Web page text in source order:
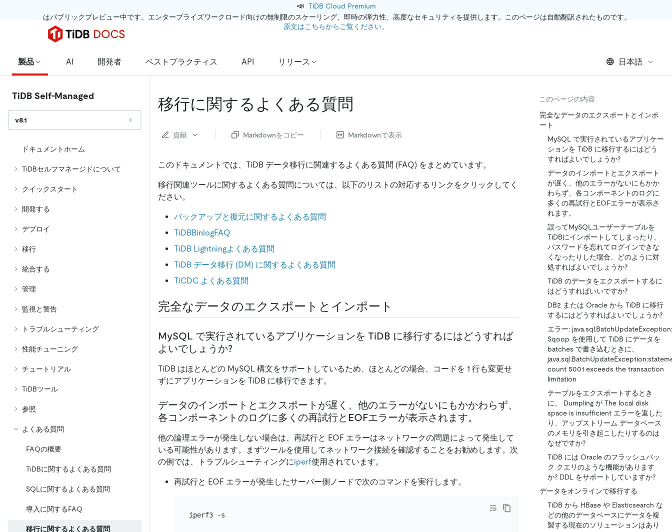
📣 TiDB Cloud Premium
はパブリックプレビュー中です。エンタープライズワークロード向けの無制限のスケーリング、即時の弾力性、高度なセキュリティを提供します。このページは自動翻訳されたものです。
原文はこちらからご覧ください。
製品 AI 開発者 ベストプラクティス API リリース 日本語
TiDB Self-Managed
v8.1
ドキュメントホーム
TiDBセルフマネージドについて
クイックスタート
開発する
デプロイ
移行
統合する
管理
監視と警告
トラブルシューティング
性能チューニング
チュートリアル
TiDBツール
参照
よくある質問
FAQの概要
TiDBに関するよくある質問
SQLに関するよくある質問
導入に関するFAQ
移行に関するよくある質問
移行に関するよくある質問
貢献 Markdownをコピー Markdownで表示
このドキュメントでは、TiDB データ移行に関連するよくある質問 (FAQ) をまとめています。
移行関連ツールに関するよくある質問については、以下のリストの対応するリンクをクリックしてく
ださい。
バックアップと復元に関するよくある質問
TiDBBinlogFAQ
TiDB Lightningよくある質問
TiDB データ移行 (DM) に関するよくある質問
TiCDC よくある質問
完全なデータのエクスポートとインポート
MySQL で実行されているアプリケーションを TiDB に移行するにはどうすれば
よいでしょうか?
TiDB はほとんどの MySQL 構文をサポートしているため、ほとんどの場合、コードを 1 行も変更せ
ずにアプリケーションを TiDB に移行できます。
データのインポートとエクスポートが遅く、他のエラーがないにもかかわらず、
各コンポーネントのログに多くの再試行とEOFエラーが表示されます。
他の論理エラーが発生しない場合は、再試行と EOF エラーはネットワークの問題によって発生して
いる可能性があります。まずツールを使用してネットワーク接続を確認することをお勧めします。次
の例では、トラブルシューティングにiperf使用されています。
再試行と EOF エラーが発生したサーバー側ノードで次のコマンドを実行します。
このページの内容
完全なデータのエクスポートとインポ
ート
MySQL で実行されているアプリケー
ションを TiDB に移行するにはどう
すればよいでしょうか?
データのインポートとエクスポート
が遅く、他のエラーがないにもかか
わらず、各コンポーネントのログに
多くの再試行とEOFエラーが表示さ
れます。
誤ってMySQLユーザーテーブルを
TiDBにインポートしてしまったり、
パスワードを忘れてログインできな
くなったりした場合、どのように対
処すればよいでしょうか?
TiDB のデータをエクスポートするに
はどうすればいいですか?
DB2 または Oracle から TiDB に移行
するにはどうすればよいでしょうか?
エラー: java.sql.BatchUpdateException:
Sqoop を使用して TiDB にデータを
batches で書き込むときに、
count 5001 exceeds the transaction
limitation
テーブルをエクスポートするとき
に、 Dumpling が The local disk
space is insufficient エラーを返した
り、アップストリーム データベース
のメモリを引き起こしたりするのは
なぜですか?
TiDB には Oracle のフラッシュバッ
ク クエリのような機能があります
か? DDL をサポートしていますか?
データをオンラインで移行する
TiDB から HBase や Elasticsearch な
どの他のデータベースにデータを複
製する現在のソリューションはあり